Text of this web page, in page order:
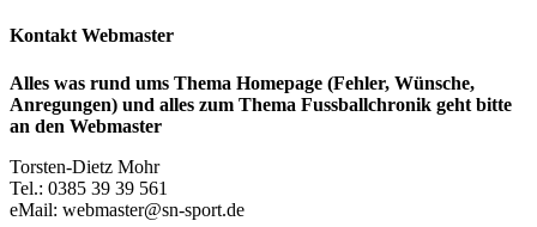
Kontakt Webmaster
Alles was rund ums Thema Homepage (Fehler, Wünsche,
Anregungen) und alles zum Thema Fussballchronik geht bitte
an den Webmaster
Torsten-Dietz Mohr
Tel.: 0385 39 39 561
eMail: webmaster@sn-sport.de